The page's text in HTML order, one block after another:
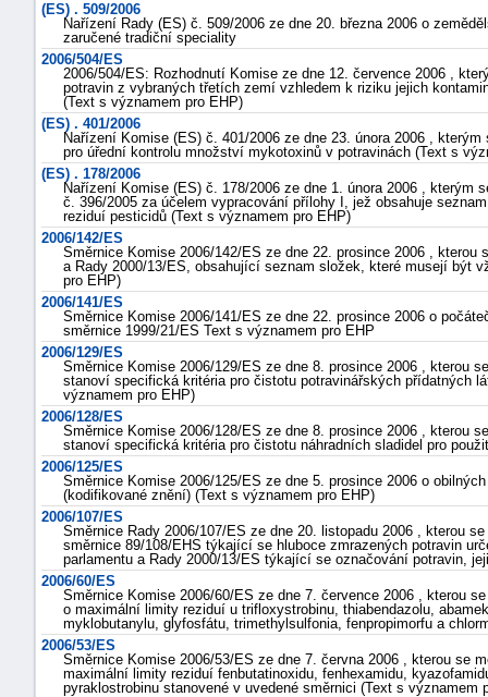
(ES) . 509/2006
Nařízení Rady (ES) č. 509/2006 ze dne 20. března 2006 o
zaručené tradiční speciality
2006/504/ES
2006/504/ES: Rozhodnutí Komise ze dne 12. července 2006 ,
potravin z vybraných třetích zemí vzhledem k riziku jejich
(Text s významem pro EHP)
(ES) . 401/2006
Nařízení Komise (ES) č. 401/2006 ze dne 23. února 2006 ,
pro úřední kontrolu množství mykotoxinů v potravinách (Text s
(ES) . 178/2006
Nařízení Komise (ES) č. 178/2006 ze dne 1. února 2006 , kterým
č. 396/2005 za účelem vypracování přílohy I, jež obsahuje
reziduí pesticidů (Text s významem pro EHP)
2006/142/ES
Směrnice Komise 2006/142/ES ze dne 22. prosince 2006 ,
a Rady 2000/13/ES, obsahující seznam složek, které musejí být
pro EHP)
2006/141/ES
Směrnice Komise 2006/141/ES ze dne 22. prosince 2006 o
směrnice 1999/21/ES Text s významem pro EHP
2006/129/ES
Směrnice Komise 2006/129/ES ze dne 8. prosince 2006 , kterou
stanoví specifická kritéria pro čistotu potravinářských přídatných
významem pro EHP)
2006/128/ES
Směrnice Komise 2006/128/ES ze dne 8. prosince 2006 , kterou
stanoví specifická kritéria pro čistotu náhradních sladidel pro
2006/125/ES
Směrnice Komise 2006/125/ES ze dne 5. prosince 2006 o
(kodifikované znění) (Text s významem pro EHP)
2006/107/ES
Směrnice Rady 2006/107/ES ze dne 20. listopadu 2006 , kterou
směrnice 89/108/EHS týkající se hluboce zmrazených potravin
parlamentu a Rady 2000/13/ES týkající se označování potravin,
2006/60/ES
Směrnice Komise 2006/60/ES ze dne 7. července 2006 , kterou
o maximální limity reziduí u trifloxystrobinu, thiabendazolu,
myklobutanylu, glyfosfátu, trimethylsulfonia, fenpropimorfu a
2006/53/ES
Směrnice Komise 2006/53/ES ze dne 7. června 2006 , kterou se
maximální limity reziduí fenbutatinoxidu, fenhexamidu,
pyraklostrobinu stanovené v uvedené směrnici (Text s významem